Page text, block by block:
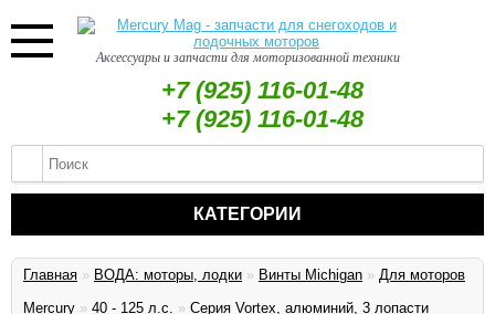
Аксессуары и запчасти для моторизованной техники
+7 (925) 116-01-48
+7 (925) 116-01-48
КАТЕГОРИИ
Главная » ВОДА: моторы, лодки » Винты Michigan » Для моторов
Mercury » 40 - 125 л.с. » Серия Vortex, алюминий, 3 лопасти